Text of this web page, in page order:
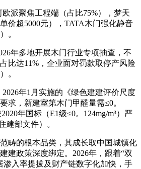
聚焦工程端（占比75%），梦天
价超5000元），TATA木门强化静音
。
年多地开展木门行业专项抽查，不
比达11%，企业面对罚款取停产风险
。
年1月实施的《绿色建建评价尺度
求，新建室第木门甲醛量需≤0。
年国标（E1级≤0。124mg/m³）严
建部文件）。
的根本品类，其成长取中国城镇化
建政策深度绑定。2026年，跟着“双
渗入率提拔及财产链数字化加快，手